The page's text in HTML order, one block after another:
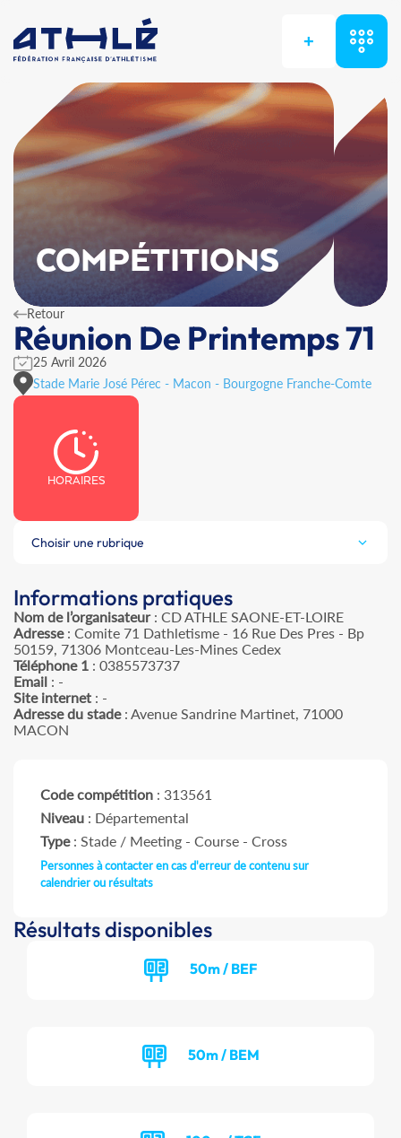
+
COMPÉTITIONS
Retour
Réunion De Printemps 71
25 Avril 2026
Stade Marie José Pérec - Macon - Bourgogne Franche-Comte
HORAIRES
Choisir une rubrique
Informations pratiques
Nom de l’organisateur: CD ATHLE SAONE-ET-LOIRE
Adresse: Comite 71 Dathletisme - 16 Rue Des Pres - Bp
50159, 71306 Montceau-Les-Mines Cedex
Téléphone 1 : 0385573737
Email : -
Site internet : -
Adresse du stade: Avenue Sandrine Martinet, 71000
MACON
Code compétition : 313561
Niveau : Départemental
Type: Stade / Meeting - Course - Cross
Personnes à contacter en cas d'erreur de contenu sur
calendrier ou résultats
Résultats disponibles
50m / BEF
50m / BEM